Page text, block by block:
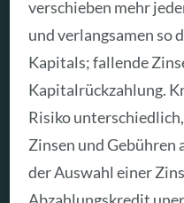
verschieben mehr
und verlangsamen so
Kapitals; fallende
Kapitalrückzahlung.
Risiko
Zinsen und Gebühren
der Auswahl einer
Abzahlungskredit